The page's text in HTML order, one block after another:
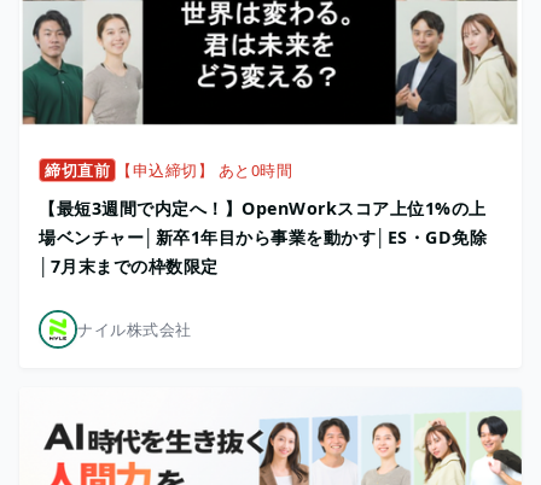
締切直前 【申込締切】 あと0時間
【最短3週間で内定へ！】OpenWorkスコア上位1%の上
場ベンチャー│新卒1年目から事業を動かす│ES・GD免除
│7月末までの枠数限定
ナイル株式会社